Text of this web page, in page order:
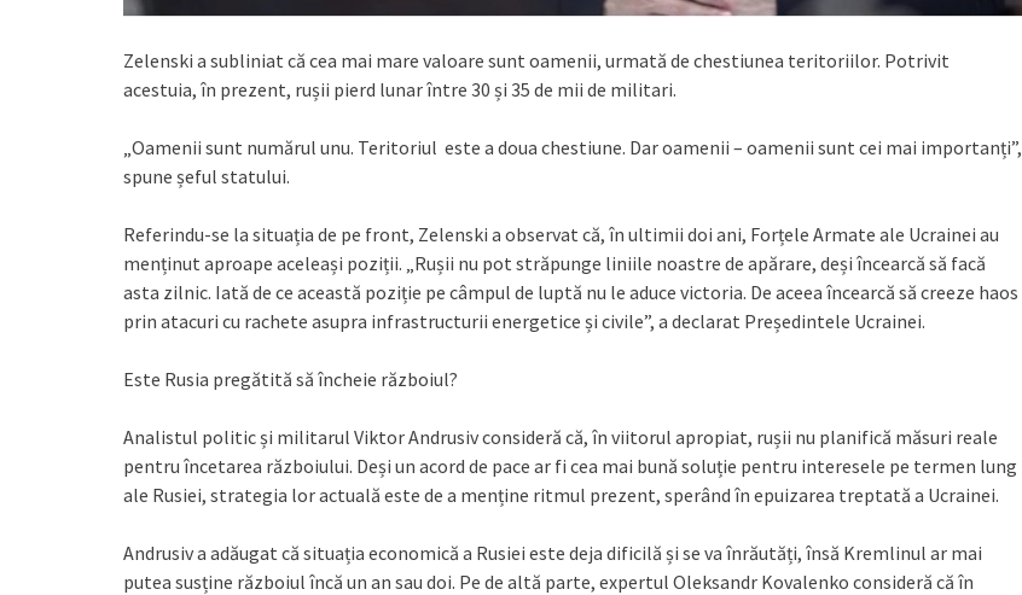
Zelenski a subliniat că cea mai mare valoare sunt oamenii, urmată de chestiunea teritoriilor. Potrivit
acestuia, în prezent, rușii pierd lunar între 30 și 35 de mii de militari.
„Oamenii sunt numărul unu. Teritoriul este a doua chestiune. Dar oamenii – oamenii sunt cei mai importanți”,
spune șeful statului.
Referindu-se la situația de pe front, Zelenski a observat că, în ultimii doi ani, Forțele Armate ale Ucrainei au
menținut aproape aceleași poziții. „Rușii nu pot străpunge liniile noastre de apărare, deși încearcă să facă
asta zilnic. Iată de ce această poziție pe câmpul de luptă nu le aduce victoria. De aceea încearcă să creeze haos
prin atacuri cu rachete asupra infrastructurii energetice și civile”, a declarat Președintele Ucrainei.
Este Rusia pregătită să încheie războiul?
Analistul politic și militarul Viktor Andrusiv consideră că, în viitorul apropiat, rușii nu planifică măsuri reale
pentru încetarea războiului. Deși un acord de pace ar fi cea mai bună soluție pentru interesele pe termen lung
ale Rusiei, strategia lor actuală este de a menține ritmul prezent, sperând în epuizarea treptată a Ucrainei.
Andrusiv a adăugat că situația economică a Rusiei este deja dificilă și se va înrăutăți, însă Kremlinul ar mai
putea susține războiul încă un an sau doi. Pe de altă parte, expertul Oleksandr Kovalenko consideră că în